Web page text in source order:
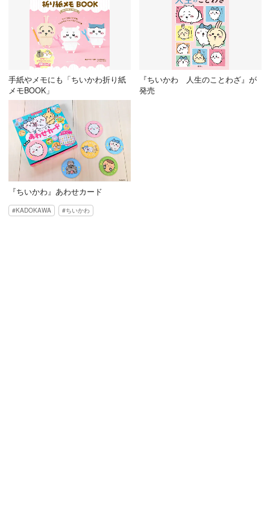
手紙やメモにも「ちいかわ折り紙
メモBOOK」
『ちいかわ 人生のことわざ』が
発売
『ちいかわ』あわせカード
KADOKAWA ちいかわ